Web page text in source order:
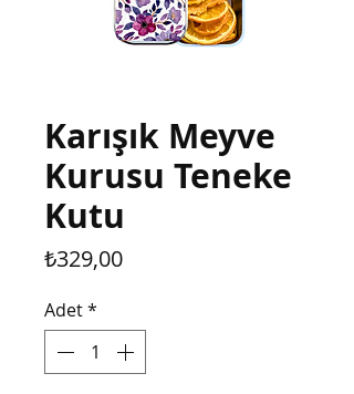
Karışık Meyve
Kurusu Teneke
Kutu
₺329,00Fiyat
Adet*